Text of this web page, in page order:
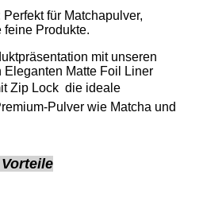
für Matchapulver,
feine Produkte.
mit unseren
Matte Foil Liner
Zip Lock  die ideale
Pulver wie Matcha und